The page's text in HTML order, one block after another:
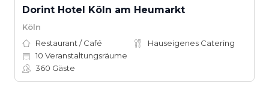
Dorint Hotel Köln am Heumarkt
Köln
Restaurant / Café
Hauseigenes Catering
10 Veranstaltungsräume
360 Gäste